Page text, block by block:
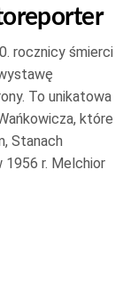
rocznicy śmierci
To unikatowa
które
Stanach
r. Melchior